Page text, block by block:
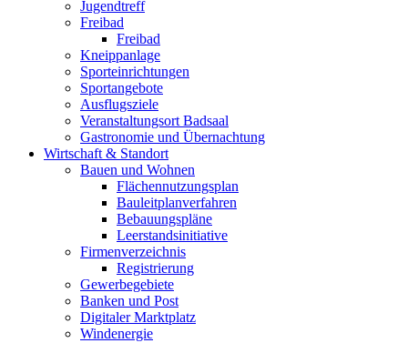
Jugendtreff
Freibad
Freibad
Kneippanlage
Sporteinrichtungen
Sportangebote
Ausflugsziele
Veranstaltungsort Badsaal
Gastronomie und Übernachtung
Wirtschaft & Standort
Bauen und Wohnen
Flächennutzungsplan
Bauleitplanverfahren
Bebauungspläne
Leerstandsinitiative
Firmenverzeichnis
Registrierung
Gewerbegebiete
Banken und Post
Digitaler Marktplatz
Windenergie